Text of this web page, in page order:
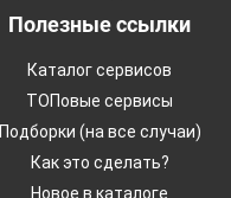
Полезные ссылки
Каталог сервисов
ТОПовые сервисы
Подборки (на все случаи)
Как это сделать?
Новое в каталоге